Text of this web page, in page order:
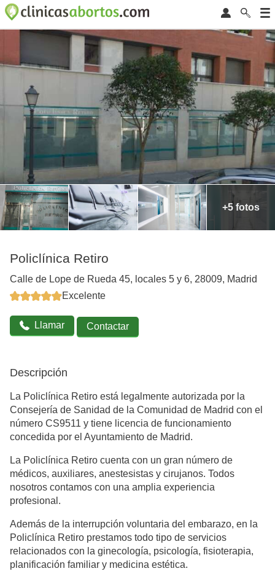
+5 fotos
Policlínica Retiro
Calle de Lope de Rueda 45, locales 5 y 6, 28009, Madrid
Excelente
Llamar Contactar
Descripción
La Policlínica Retiro está legalmente autorizada por la
Consejería de Sanidad de la Comunidad de Madrid con el
número CS9511 y tiene licencia de funcionamiento
concedida por el Ayuntamiento de Madrid.
La Policlínica Retiro cuenta con un gran número de
médicos, auxiliares, anestesistas y cirujanos. Todos
nosotros contamos con una amplia experiencia
profesional.
Además de la interrupción voluntaria del embarazo, en la
Policlínica Retiro prestamos todo tipo de servicios
relacionados con la ginecología, psicología, fisioterapia,
planificación familiar y medicina estética.